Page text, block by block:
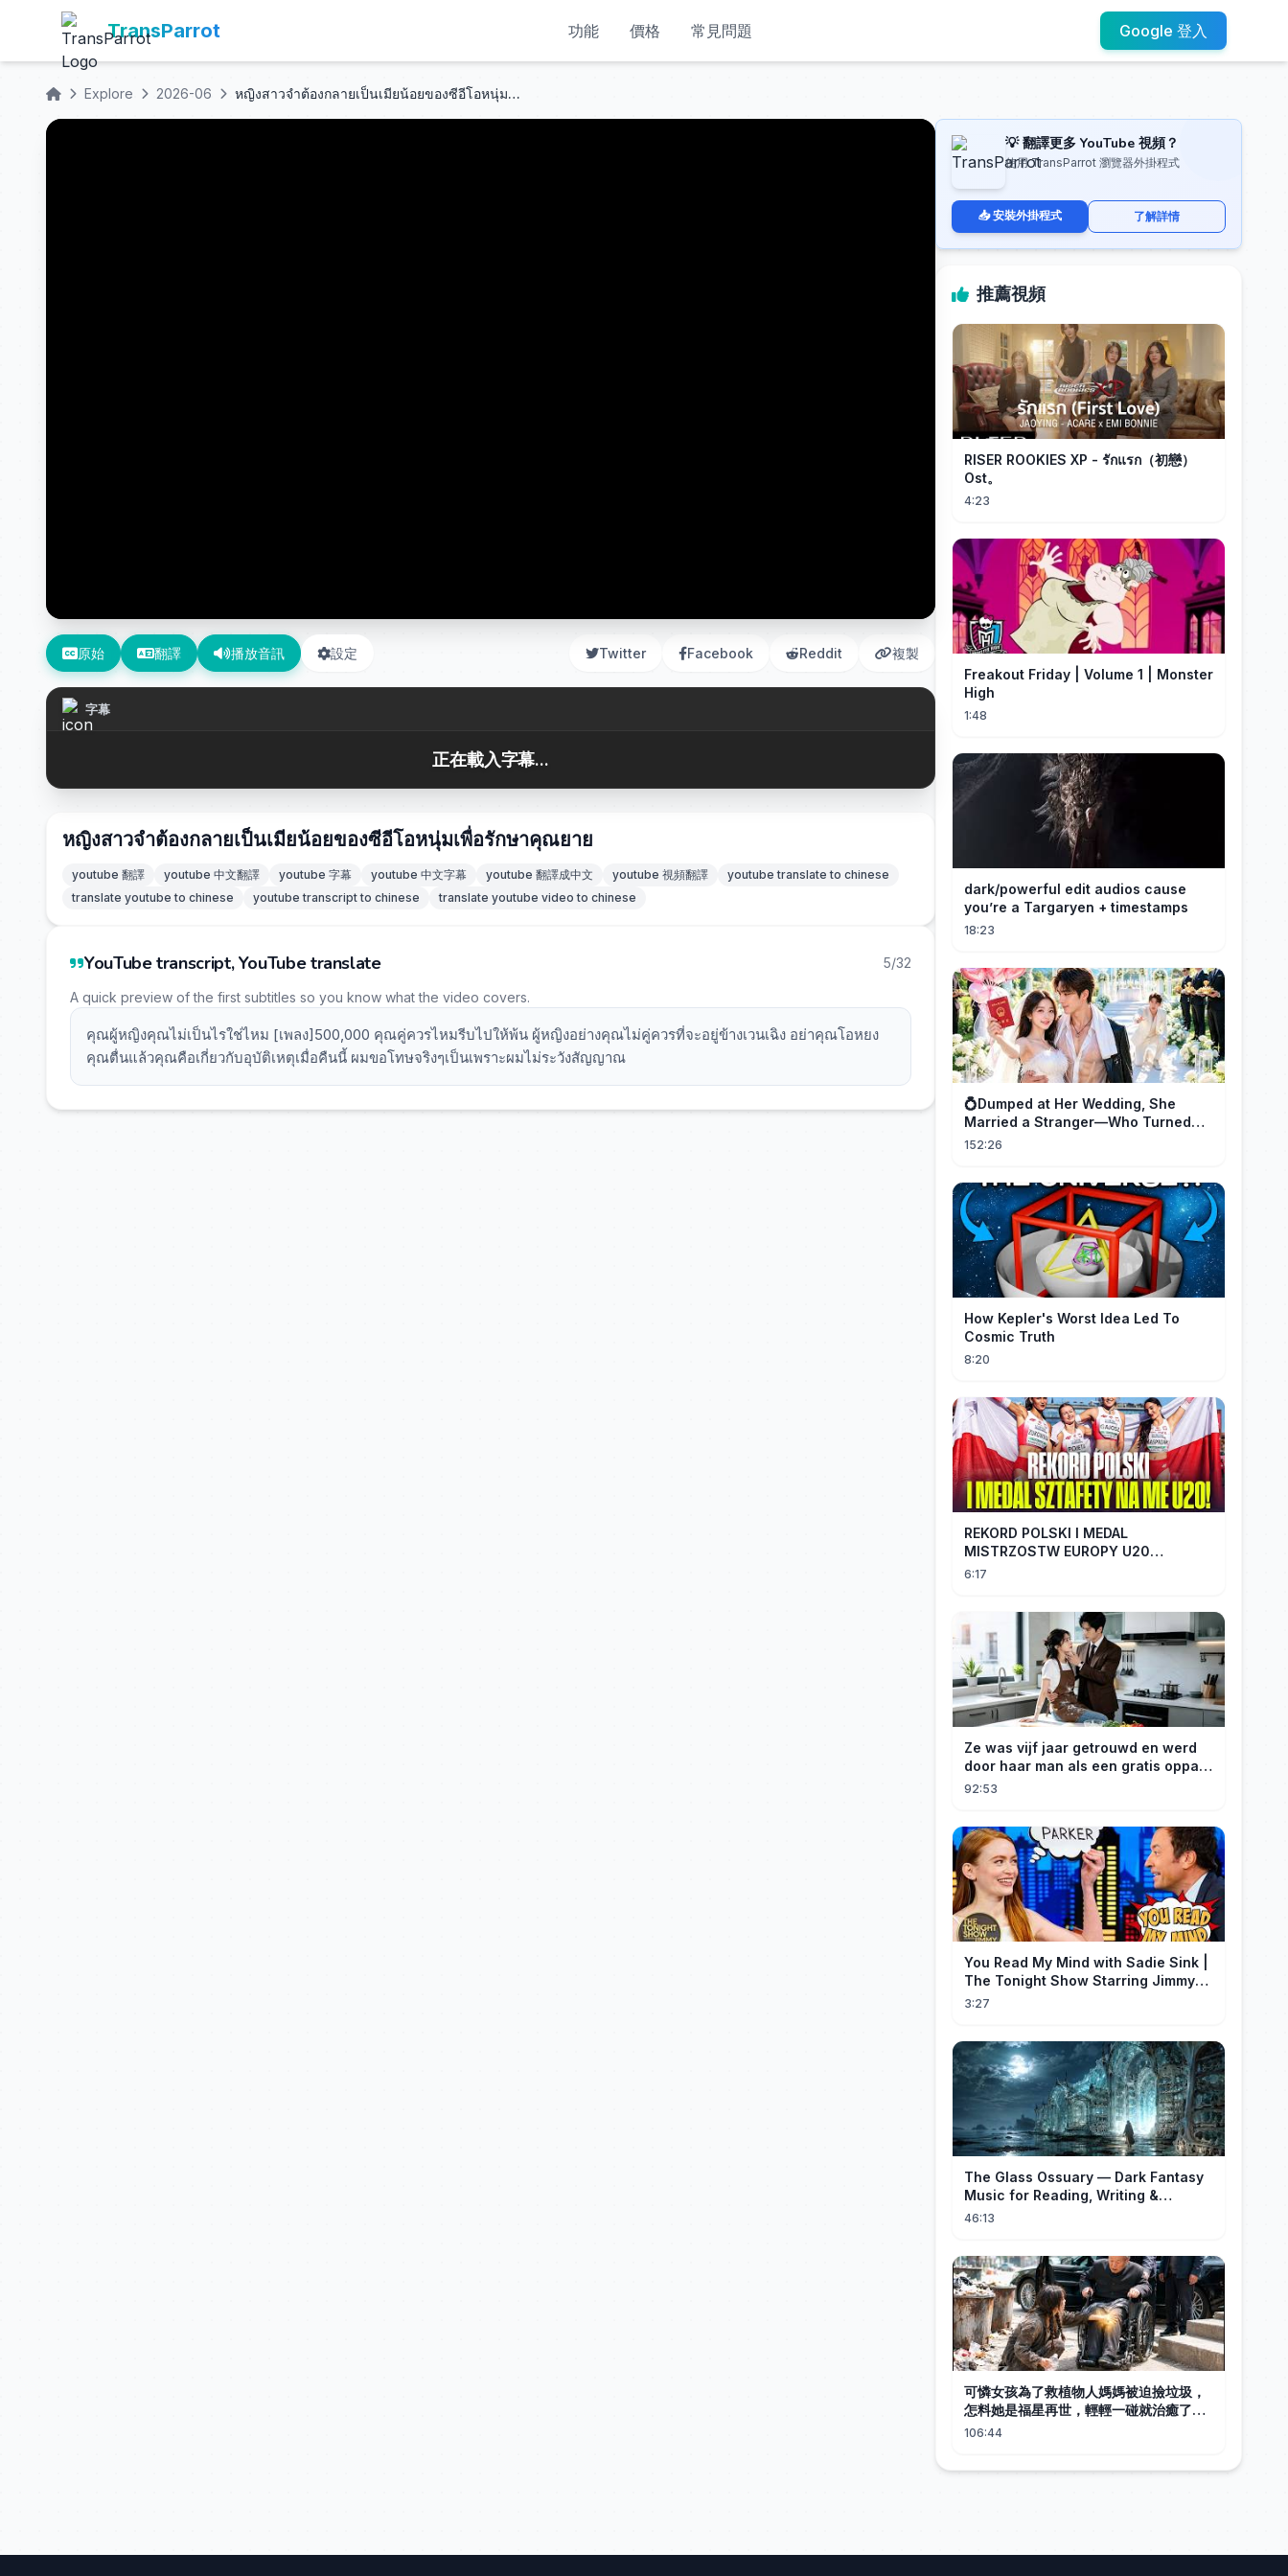
TransParrot 功能 價格 常見問題 Google 登入
Explore 2026-06 หญิงสาวจำต้องกลายเป็นเมียน้อยของซีอีโอหนุ่มเพื่อรักษาคุณยาย
原始 翻譯 播放音訊 設定 Twitter Facebook Reddit 複製
字幕
正在載入字幕...
หญิงสาวจำต้องกลายเป็นเมียน้อยของซีอีโอหนุ่มเพื่อรักษาคุณยาย
youtube 翻譯 youtube 中文翻譯 youtube 字幕 youtube 中文字幕 youtube 翻譯成中文 youtube 視頻翻譯
youtube translate to chinese
translate youtube to chinese
youtube transcript to chinese translate youtube video to chinese
YouTube transcript, YouTube translate 5/32
A quick preview of the first subtitles so you know what the video covers.
คุณผู้หญิงคุณไม่เป็นไรใช่ไหม [เพลง]500,000 คุณคู่ควรไหมรีบไปให้พ้น ผู้หญิงอย่างคุณไม่คู่ควรที่จะอยู่ข้างเวนเฉิง อย่าคุณโอหยง
คุณตื่นแล้วคุณคือเกี่ยวกับอุบัติเหตุเมื่อคืนนี้ ผมขอโทษจริงๆเป็นเพราะผมไม่ระวังสัญญาณ
💡 翻譯更多 YouTube 視頻？
使用 TransParrot 瀏覽器外掛程式
📥 安裝外掛程式 了解詳情
推薦視頻
RISER ROOKIES XP - รักแรก（初戀）
Ost。
4:23
Freakout Friday | Volume 1 | Monster
High
1:48
dark/powerful edit audios cause
you’re a Targaryen + timestamps
18:23
💍Dumped at Her Wedding, She
Married a Stranger—Who Turned
Out to Be a Billionaire CEO💖#drama
152:26
How Kepler's Worst Idea Led To
Cosmic Truth
8:20
REKORD POLSKI I MEDAL
MISTRZOSTW EUROPY U20
SZTAFETY 4 X 100 METRÓW KOBIET
6:17
Ze was vijf jaar getrouwd en werd
door haar man als een gratis oppas
behandeld; zelfs haar zoon noemde
kok was naar wie haar man al jaren
op zoek was. Na de scheiding
onthulde ze haar ware identiteit, en
die schoft kreeg daar vreselijke spijt
van!#Leuk#Omkering#SlapInTheFace#De
comeback van de vrouwelijke
Comeback
92:53
You Read My Mind with Sadie Sink |
The Tonight Show Starring Jimmy
Fallon
3:27
The Glass Ossuary — Dark Fantasy
Music for Reading, Writing &
Ancient Archives
46:13
可憐女孩為了救植物人媽媽被迫撿垃圾，
怎料她是福星再世，輕輕一碰就治癒了首
富老爺的腿疾，首富立馬帶她回豪宅讓她
106:44